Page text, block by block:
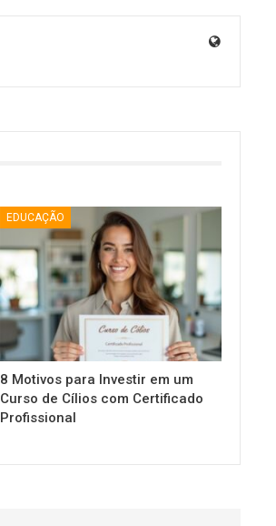
EDUCAÇÃO
8 Motivos para Investir em um
Curso de Cílios com Certificado
Profissional